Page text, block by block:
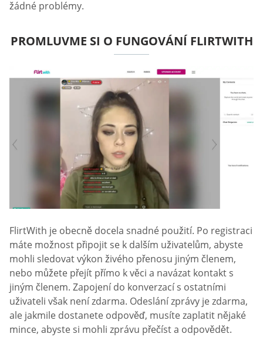
žádné problémy.
PROMLUVME SI O FUNGOVÁNÍ FLIRTWITH
FlirtWith je obecně docela snadné použití. Po registraci
máte možnost připojit se k dalším uživatelům, abyste
mohli sledovat výkon živého přenosu jiným členem,
nebo můžete přejít přímo k věci a navázat kontakt s
jiným členem. Zapojení do konverzací s ostatními
uživateli však není zdarma. Odeslání zprávy je zdarma,
ale jakmile dostanete odpověď, musíte zaplatit nějaké
mince, abyste si mohli zprávu přečíst a odpovědět.